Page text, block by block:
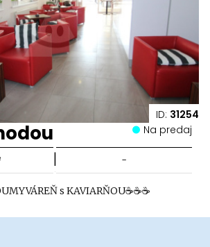
ID: 31254
Na predaj
| -
s KAVIARŇOU☕☕☕